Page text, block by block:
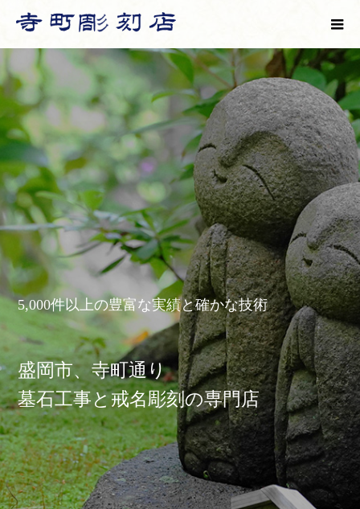
5,000件以上の豊富な実績と確かな技術
盛岡市、寺町通り
墓石工事と戒名彫刻の専門店